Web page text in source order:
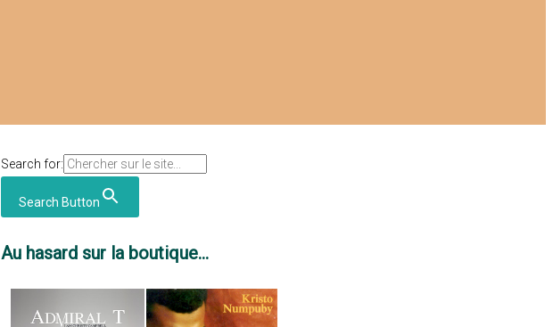
Search for:
Search Button
Au hasard sur la boutique...